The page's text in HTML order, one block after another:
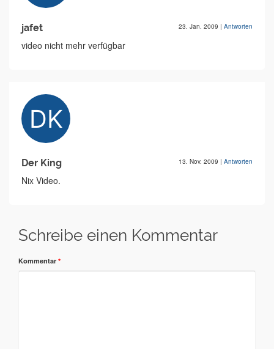
jafet 23. Jan. 2009 | Antworten
video nicht mehr verfügbar
Der King 13. Nov. 2009 | Antworten
Nix Video.
Schreibe einen Kommentar
Kommentar *